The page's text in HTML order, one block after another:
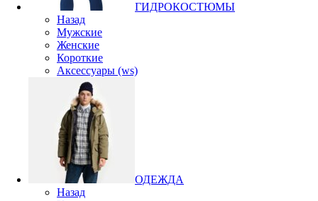
ГИДРОКОСТЮМЫ
Назад
Мужские
Женские
Короткие
Аксессуары (ws)
ОДЕЖДА
Назад